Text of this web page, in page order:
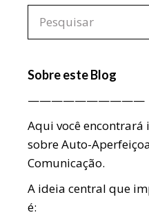
Pesquisar
por:
Sobre este Blog
——————————
Aqui você encontrará
sobre Auto-
Comunicação.
A ideia central que
é: